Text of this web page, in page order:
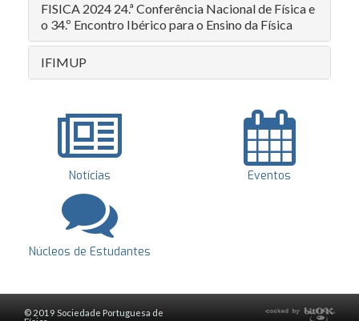
FISICA 2024 24.ª Conferência Nacional de Física e
o 34.º Encontro Ibérico para o Ensino da Física
IFIMUP
Notícias Eventos
Núcleos de Estudantes
© 2019 Sociedade Portuguesa de